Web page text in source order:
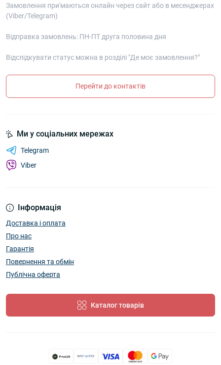
Замовлення при'маються онлайн через сайт або в месенджерах
(Viber/Telegram)
Відправка замовлень: ПН-ПТ друга половина дня
Відслідкувати статус можна в розділі "Де моє замовлення?"
Перейти до контактів
Інформація
Доставка і оплата
Про нас
Гарантія
Повернення та обмін
Публічна оферта
Каталог товарів
Ми у соціальних мережах
Telegram
Viber